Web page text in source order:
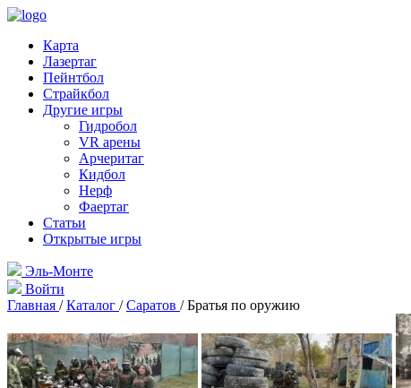
Карта
Лазертаг
Пейнтбол
Страйкбол
Другие игры
Гидробол
VR арены
Арчеритаг
Кидбол
Нерф
Фаертаг
Статьи
Открытые игры
Эль-Монте
Войти
Главная /Каталог /Саратов /Братья по оружию